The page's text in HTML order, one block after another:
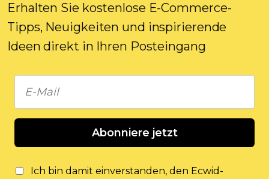
Erhalten Sie kostenlose E-Commerce-
Tipps, Neuigkeiten und inspirierende
Ideen direkt in Ihren Posteingang
Abonniere jetzt
Ich bin damit einverstanden, den Ecwid-